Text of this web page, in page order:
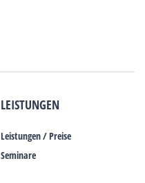
LEISTUNGEN
Leistungen / Preise
Seminare